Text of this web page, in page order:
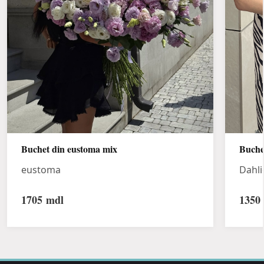
Buchet din eustoma mix
eustoma
1705 mdl 1350